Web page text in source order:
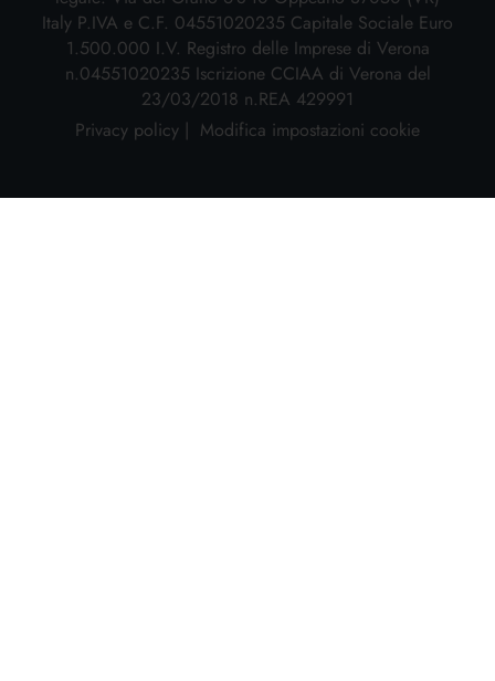
Italy P.IVA e C.F. 04551020235 Capitale Sociale Euro
1.500.000 I.V. Registro delle Imprese di Verona
n.04551020235 Iscrizione CCIAA di Verona del
23/03/2018 n.REA 429991
Privacy policy
Modifica impostazioni cookie